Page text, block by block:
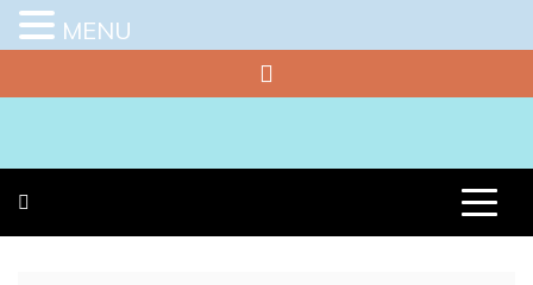
to
MENU